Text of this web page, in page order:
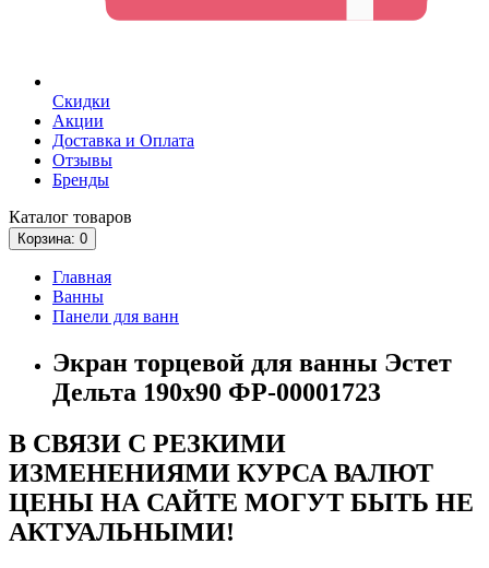
Скидки
Акции
Доставка и Оплата
Отзывы
Бренды
Каталог товаров
Корзина: 0
Главная
Ванны
Панели для ванн
Экран торцевой для ванны Эстет
Дельта 190x90 ФР-00001723
В СВЯЗИ С РЕЗКИМИ
ИЗМЕНЕНИЯМИ КУРСА ВАЛЮТ
ЦЕНЫ НА САЙТЕ МОГУТ БЫТЬ НЕ
АКТУАЛЬНЫМИ!